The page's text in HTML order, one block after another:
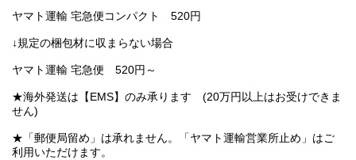
ヤマト運輸 宅急便コンパクト 520円
↓規定の梱包材に収まらない場合
ヤマト運輸 宅急便 520円～
★海外発送は【EMS】のみ承ります (20万円以上はお受けできま
せん)
★「郵便局留め」は承れません。「ヤマト運輸営業所止め」はご
利用いただけます。